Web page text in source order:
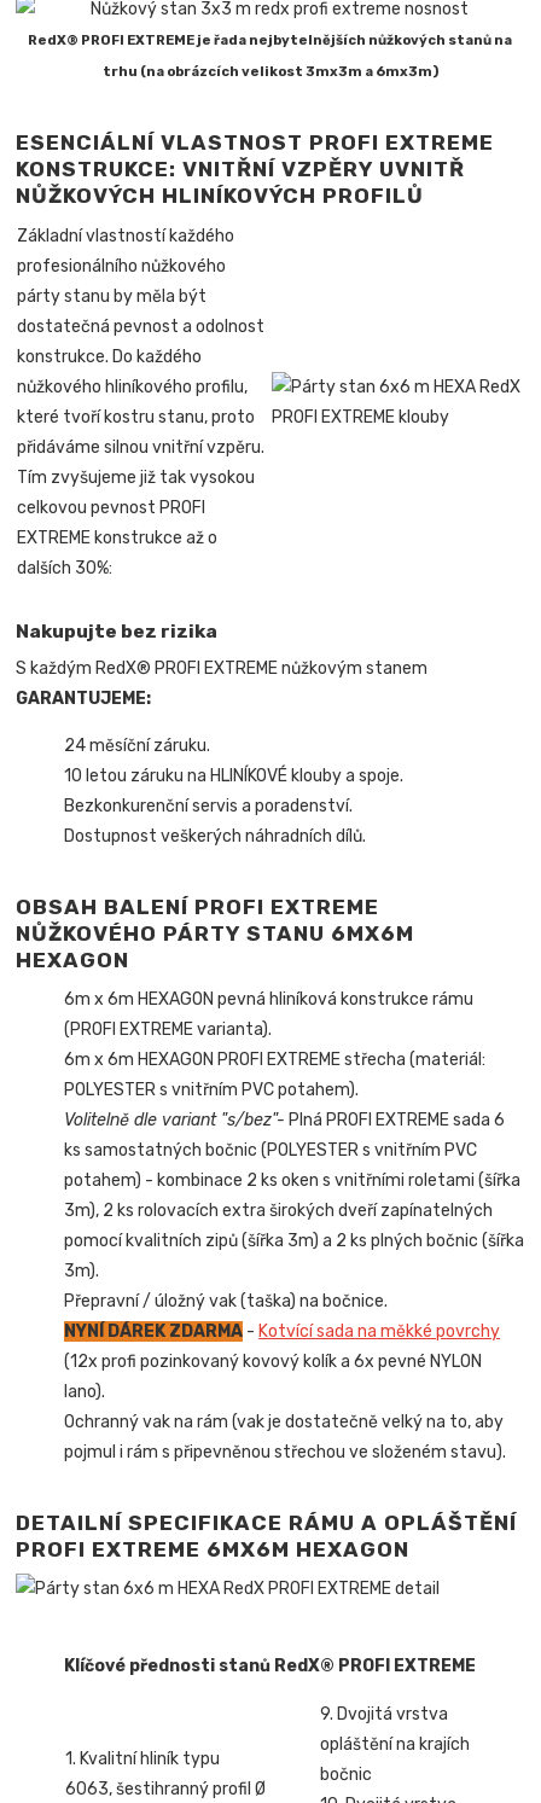
RedX® PROFI EXTREME je řada nejbytelnějších nůžkových stanů na
trhu (na obrázcích velikost 3mx3m a 6mx3m)
ESENCIÁLNÍ VLASTNOST PROFI EXTREME
KONSTRUKCE: VNITŘNÍ VZPĚRY UVNITŘ
NŮŽKOVÝCH HLINÍKOVÝCH PROFILŮ
Základní vlastností každého
profesionálního nůžkového
párty stanu by měla být
dostatečná pevnost a odolnost
konstrukce. Do každého
nůžkového hliníkového profilu,
které tvoří kostru stanu, proto
přidáváme silnou vnitřní vzpěru.
Tím zvyšujeme již tak vysokou
celkovou pevnost PROFI
EXTREME konstrukce až o
dalších 30%:
Nakupujte bez rizika
S každým RedX® PROFI EXTREME nůžkovým stanem
GARANTUJEME:
24 měsíční záruku.
10 letou záruku na HLINÍKOVÉ klouby a spoje.
Bezkonkurenční servis a poradenství.
Dostupnost veškerých náhradních dílů.
OBSAH BALENÍ PROFI EXTREME
NŮŽKOVÉHO PÁRTY STANU 6MX6M
HEXAGON
6m x 6m HEXAGON pevná hliníková konstrukce rámu
(PROFI EXTREME varianta).
6m x 6m HEXAGON PROFI EXTREME střecha (materiál:
POLYESTER s vnitřním PVC potahem).
Volitelně dle variant "s/bez"- Plná PROFI EXTREME sada 6
ks samostatných bočnic (POLYESTER s vnitřním PVC
potahem) - kombinace 2 ks oken s vnitřními roletami (šířka
3m), 2 ks rolovacích extra širokých dveří zapínatelných
pomocí kvalitních zipů (šířka 3m) a 2 ks plných bočnic (šířka
3m).
Přepravní / úložný vak (taška) na bočnice.
NYNÍ DÁREK ZDARMA - Kotvící sada na měkké povrchy
(12x profi pozinkovaný kovový kolík a 6x pevné NYLON
lano).
Ochranný vak na rám (vak je dostatečně velký na to, aby
pojmul i rám s připevněnou střechou ve složeném stavu).
DETAILNÍ SPECIFIKACE RÁMU A OPLÁŠTĚNÍ
PROFI EXTREME 6MX6M HEXAGON
Klíčové přednosti stanů RedX® PROFI EXTREME
1. Kvalitní hliník typu
6063, šestihranný profil Ø
9. Dvojitá vrstva
opláštění na krajích
bočnic